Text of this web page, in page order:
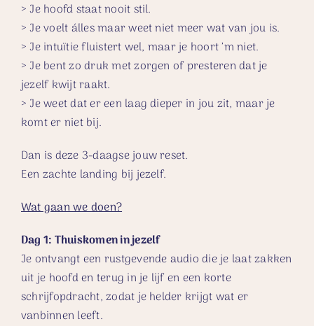
> Je hoofd staat nooit stil.
> Je voelt álles maar weet niet meer wat van jou is.
> Je intuïtie fluistert wel, maar je hoort ’m niet.
> Je bent zo druk met zorgen of presteren dat je
jezelf kwijt raakt.
> Je weet dat er een laag dieper in jou zit, maar je
komt er niet bij.
Dan is deze 3-daagse jouw reset.
Een zachte landing bij jezelf.
Wat gaan we doen?
Dag 1: Thuiskomen in jezelf
Je ontvangt een rustgevende audio die je laat zakken
uit je hoofd en terug in je lijf en een korte
schrijfopdracht, zodat je helder krijgt wat er
vanbinnen leeft.